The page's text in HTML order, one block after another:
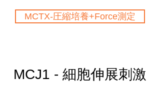
MCTX-圧縮培養+Force測定
MCJ1 - 細胞伸展刺激